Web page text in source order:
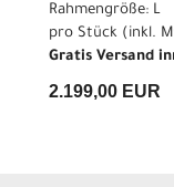
Rahmengröße: L
pro Stück (inkl.
Gratis Versand
2.199,00 EUR